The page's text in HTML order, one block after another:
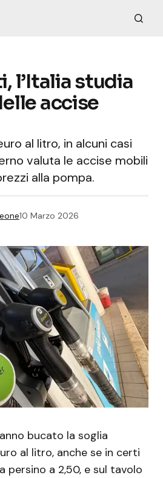
l’Italia studia
accise
al litro, in alcuni casi
valuta le accise mobili
alla pompa.
10 Marzo 2026
bucato la soglia
al litro, anche se in certi
persino a 2,50, e sul tavolo